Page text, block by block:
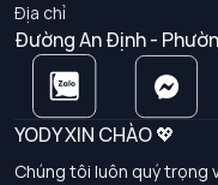
Địa chỉ
Đường An Định -
YODY XIN CHÀO 💖
Chúng tôi luôn quý trọng